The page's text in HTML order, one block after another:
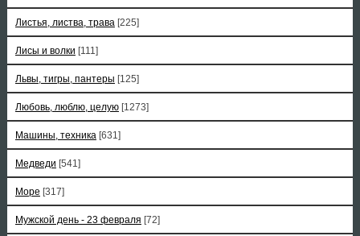
Листья, листва, трава [225]
Лисы и волки [111]
Львы, тигры, пантеры [125]
Любовь, люблю, целую [1273]
Машины, техника [631]
Медведи [541]
Море [317]
Мужской день - 23 февраля [72]